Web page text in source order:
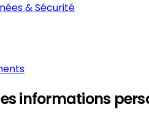
& Sécurité
informations